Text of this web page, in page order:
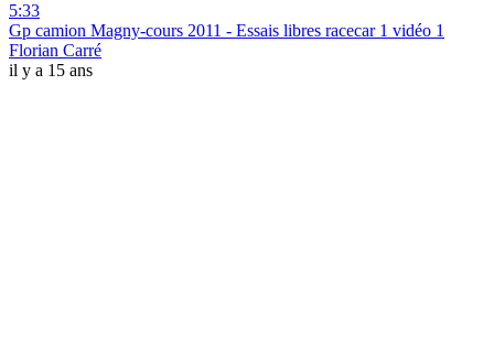
5:33
Gp camion Magny-cours 2011 - Essais libres racecar 1 vidéo 1
Florian Carré
il y a 15 ans